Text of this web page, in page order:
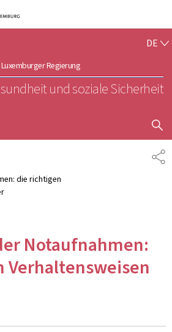
Hauptnavigation
Zum Inhalt
Luxemburger Regierung
und soziale Sicherheit
DE
die richtigen
Notaufnahmen: